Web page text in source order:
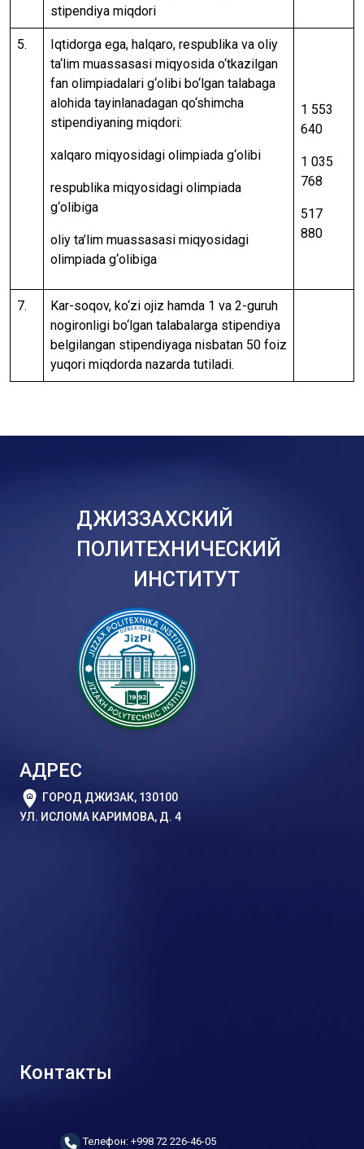
stipendiya miqdori
5.
Iqtidorga ega, halqaro, respublika va oliy
ta‘lim muassasasi miqyosida o‘tkazilgan
fan olimpiadalari g‘olibi bo‘lgan talabaga
alohida tayinlanadagan qo‘shimcha
stipendiyaning miqdori:
xalqaro miqyosidagi olimpiada g‘olibi
respublika miqyosidagi olimpiada
g‘olibiga
oliy ta’lim muassasasi miqyosidagi
olimpiada g‘olibiga
1 553
640
1 035
768
517
880
7.
Kar-soqov, ko‘zi ojiz hamda 1 va 2-guruh
nogironligi bo‘lgan talabalarga stipendiya
belgilangan stipendiyaga nisbatan 50 foiz
yuqori miqdorda nazarda tutiladi.
ДЖИЗЗАХСКИЙ
ПОЛИТЕХНИЧЕСКИЙ
ИНСТИТУТ
АДРЕС
ГОРОД ДЖИЗАК, 130100
УЛ. ИСЛОМА КАРИМОВА, Д. 4
Контакты
Телефон: +998 72 226-46-05